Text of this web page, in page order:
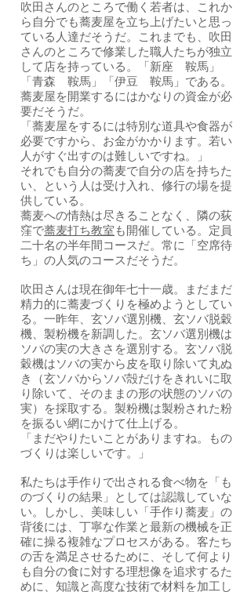
吹田さんのところで働く若者は、これか
ら自分でも蕎麦屋を立ち上げたいと思っ
ている人達だそうだ。これまでも、吹田
さんのところで修業した職人たちが独立
して店を持っている。「新座 鞍馬」
「青森 鞍馬」「伊豆 鞍馬」である。
蕎麦屋を開業するにはかなりの資金が必
要だそうだ。
「蕎麦屋をするには特別な道具や食器が
必要ですから、お金がかかります。若い
人がすぐ出すのは難しいですね。」
それでも自分の蕎麦で自分の店を持ちた
い、という人は受け入れ、修行の場を提
供している。
蕎麦への情熱は尽きることなく、隣の荻
窪で蕎麦打ち教室も開催している。定員
二十名の半年間コースだ。常に「空席待
ち」の人気のコースだそうだ。
吹田さんは現在御年七十一歳。まだまだ
精力的に蕎麦づくりを極めようとしてい
る。一昨年、玄ソバ選別機、玄ソバ脱穀
機、製粉機を新調した。玄ソバ選別機は
ソバの実の大きさを選別する。玄ソバ脱
穀機はソバの実から皮を取り除いて丸ぬ
き（玄ソバからソバ殻だけをきれいに取
り除いて、そのままの形の状態のソバの
実）を採取する。製粉機は製粉された粉
を振るい網にかけて仕上げる。
「まだやりたいことがありますね。もの
づくりは楽しいです。」
私たちは手作りで出される食べ物を「も
のづくりの結果」としては認識していな
い。しかし、美味しい「手作り蕎麦」の
背後には、丁寧な作業と最新の機械を正
確に操る複雑なプロセスがある。客たち
の舌を満足させるために、そして何より
も自分の食に対する理想像を追求するた
めに、知識と高度な技術で材料を加工し